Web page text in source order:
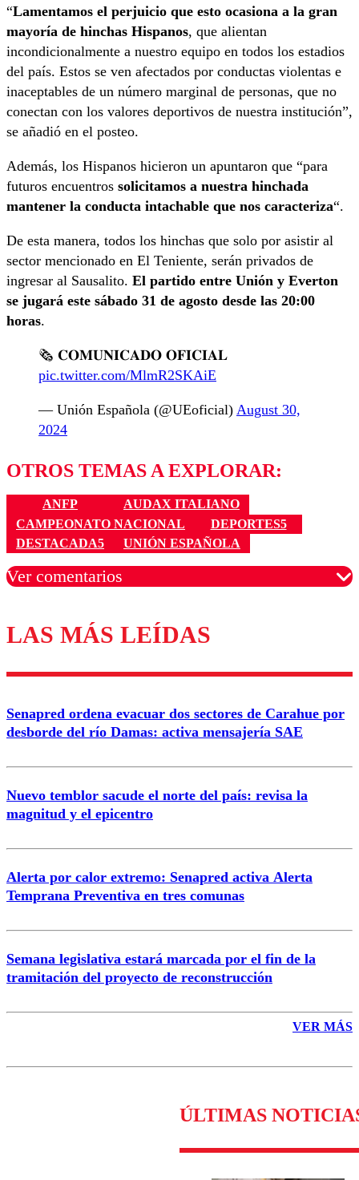
“Lamentamos el perjuicio que esto ocasiona a la gran
mayoría de hinchas Hispanos, que alientan
incondicionalmente a nuestro equipo en todos los estadios
del país. Estos se ven afectados por conductas violentas e
inaceptables de un número marginal de personas, que no
conectan con los valores deportivos de nuestra institución”,
se añadió en el posteo.
Además, los Hispanos hicieron un apuntaron que “para
futuros encuentros solicitamos a nuestra hinchada
mantener la conducta intachable que nos caracteriza“.
De esta manera, todos los hinchas que solo por asistir al
sector mencionado en El Teniente, serán privados de
ingresar al Sausalito. El partido entre Unión y Everton
se jugará este sábado 31 de agosto desde las 20:00
horas.
🗞️ 𝐂𝐎𝐌𝐔𝐍𝐈𝐂𝐀𝐃𝐎 𝐎𝐅𝐈𝐂𝐈𝐀𝐋
pic.twitter.com/MlmR2SKAiE
— Unión Española (@UEoficial) August 30,
2024
OTROS TEMAS A EXPLORAR:
ANFP
AUDAX ITALIANO
CAMPEONATO NACIONAL
DEPORTES5
DESTACADA5
UNIÓN ESPAÑOLA
Ver comentarios
Los comentarios son moderados para garantizar un
diálogo respetuoso.
Correo
LAS MÁS LEÍDAS
Senapred ordena evacuar dos sectores de Carahue por
desborde del río Damas: activa mensajería SAE
Nuevo temblor sacude el norte del país: revisa la
magnitud y el epicentro
Alerta por calor extremo: Senapred activa Alerta
Temprana Preventiva en tres comunas
Semana legislativa estará marcada por el fin de la
tramitación del proyecto de reconstrucción
VER MÁS
ÚLTIMAS